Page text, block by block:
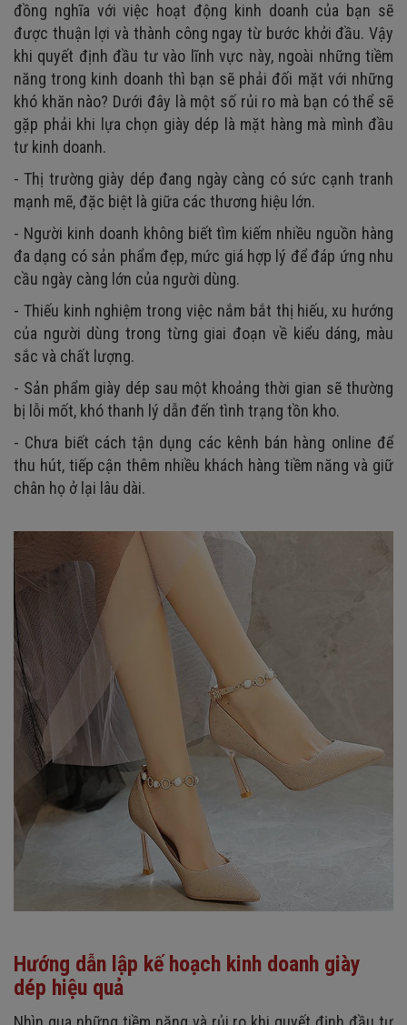
đồng nghĩa với việc hoạt động kinh doanh của bạn sẽ
được thuận lợi và thành công ngay từ bước khởi đầu. Vậy
khi quyết định đầu tư vào lĩnh vực này, ngoài những tiềm
năng trong kinh doanh thì bạn sẽ phải đối mặt với những
khó khăn nào? Dưới đây là một số rủi ro mà bạn có thể sẽ
gặp phải khi lựa chọn giày dép là mặt hàng mà mình đầu
tư kinh doanh.
- Thị trường giày dép đang ngày càng có sức cạnh tranh
mạnh mẽ, đặc biệt là giữa các thương hiệu lớn.
- Người kinh doanh không biết tìm kiếm nhiều nguồn hàng
đa dạng có sản phẩm đẹp, mức giá hợp lý để đáp ứng nhu
cầu ngày càng lớn của người dùng.
- Thiếu kinh nghiệm trong việc nắm bắt thị hiếu, xu hướng
của người dùng trong từng giai đoạn về kiểu dáng, màu
sắc và chất lượng.
- Sản phẩm giày dép sau một khoảng thời gian sẽ thường
bị lỗi mốt, khó thanh lý dẫn đến tình trạng tồn kho.
- Chưa biết cách tận dụng các kênh bán hàng online để
thu hút, tiếp cận thêm nhiều khách hàng tiềm năng và giữ
chân họ ở lại lâu dài.
Hướng dẫn lập kế hoạch kinh doanh giày
dép hiệu quả